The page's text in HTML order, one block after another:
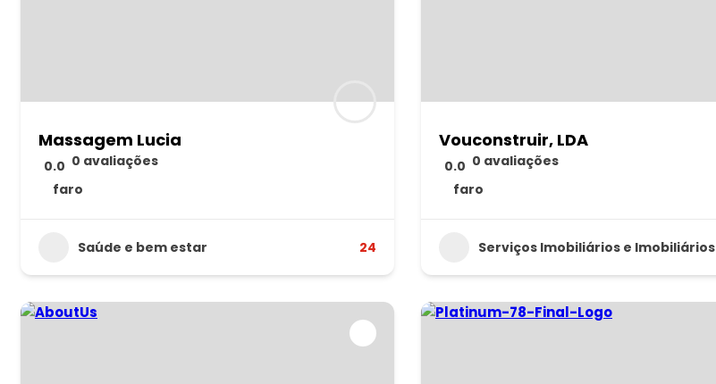
Massagem Lucia
0.0 0 avaliações
faro
Saúde e bem estar 24
Vouconstruir, LDA
0.0 0 avaliações
faro
Serviços Imobiliários e Imobiliários